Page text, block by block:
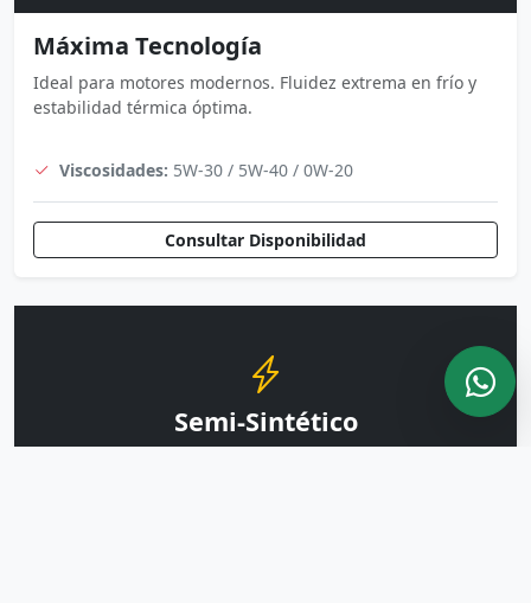
Máxima Tecnología
Ideal para motores modernos. Fluidez extrema en frío y
estabilidad térmica óptima.
Viscosidades: 5W-30 / 5W-40 / 0W-20
Consultar Disponibilidad
Semi-Sintético